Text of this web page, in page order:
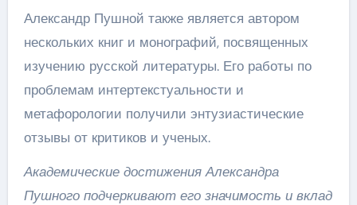
Александр Пушной также является автором
нескольких книг и монографий, посвященных
изучению русской литературы. Его работы по
проблемам интертекстуальности и
метафорологии получили энтузиастические
отзывы от критиков и ученых.
Академические достижения Александра
Пушного подчеркивают его значимость и вклад